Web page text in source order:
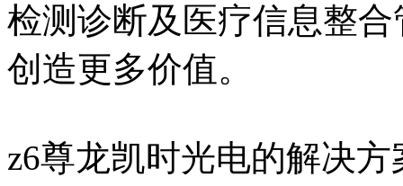
检测诊断及医疗信息整
创造更多价值。
z6尊龙凯时光电的解决